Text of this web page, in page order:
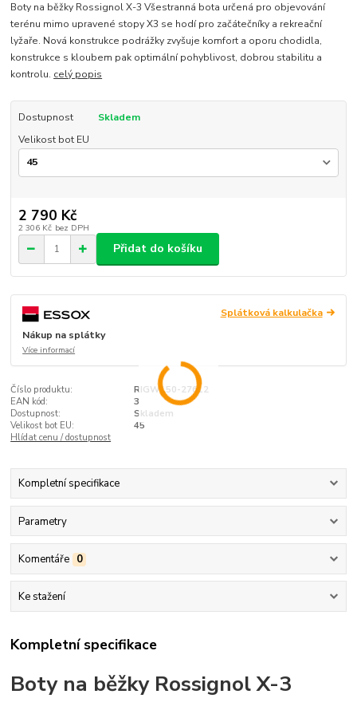
Boty na běžky Rossignol X-3 Všestranná bota určená pro objevování
terénu mimo upravené stopy X3 se hodí pro začátečníky a rekreační
lyžaře. Nová konstrukce podrážky zvyšuje komfort a oporu chodidla,
konstrukce s kloubem pak optimální pohyblivost, dobrou stabilitu a
kontrolu. celý popis
Dostupnost
Skladem
Velikost bot EU
2 790 Kč
2 306 Kč bez DPH
Přidat do košíku
Splátková kalkulačka
Nákup na splátky
Více informací
Číslo produktu:
RIGW150-27612
EAN kód:
3
Dostupnost:
Skladem
Velikost bot EU:
45
Hlídat cenu / dostupnost
Kompletní specifikace
Parametry
Komentáře 0
Ke stažení
Kompletní specifikace
Boty na běžky Rossignol X-3